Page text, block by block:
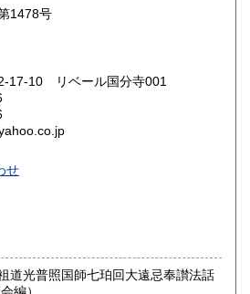
円
円
円 愛媛県
円
円 大分県 180円
1478号
17-10 リベール国分寺001
せ
光普照国師七珀回大遠忌奉讃法話